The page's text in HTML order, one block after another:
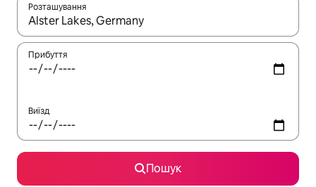
Розташування
Отримавши результати пошуку, використовуйте для
Прибуття
Виїзд
Пошук